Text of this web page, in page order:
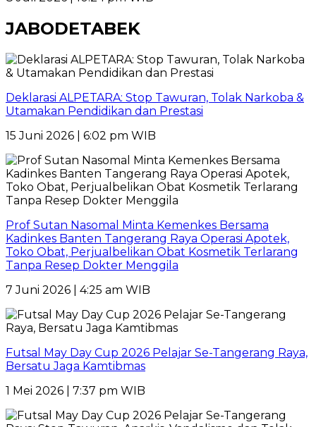
JABODETABEK
Deklarasi ALPETARA: Stop Tawuran, Tolak Narkoba &
Utamakan Pendidikan dan Prestasi
15 Juni 2026 | 6:02 pm WIB
Prof Sutan Nasomal Minta Kemenkes Bersama
Kadinkes Banten Tangerang Raya Operasi Apotek,
Toko Obat, Perjualbelikan Obat Kosmetik Terlarang
Tanpa Resep Dokter Menggila
7 Juni 2026 | 4:25 am WIB
Futsal May Day Cup 2026 Pelajar Se-Tangerang Raya,
Bersatu Jaga Kamtibmas
1 Mei 2026 | 7:37 pm WIB